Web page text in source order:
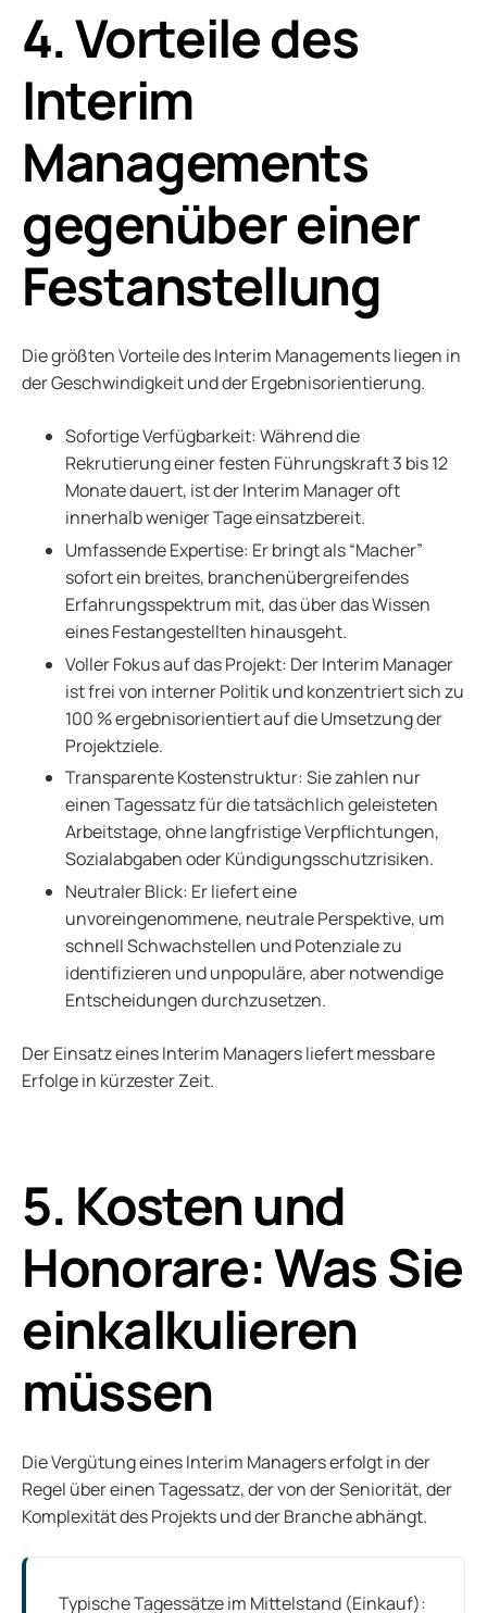
4. Vorteile des
Interim
Managements
gegenüber einer
Festanstellung
Die größten Vorteile des Interim Managements liegen in
der Geschwindigkeit und der Ergebnisorientierung.
Sofortige Verfügbarkeit: Während die
Rekrutierung einer festen Führungskraft 3 bis 12
Monate dauert, ist der Interim Manager oft
innerhalb weniger Tage einsatzbereit.
Umfassende Expertise: Er bringt als “Macher”
sofort ein breites, branchenübergreifendes
Erfahrungsspektrum mit, das über das Wissen
eines Festangestellten hinausgeht.
Voller Fokus auf das Projekt: Der Interim Manager
ist frei von interner Politik und konzentriert sich zu
100 % ergebnisorientiert auf die Umsetzung der
Projektziele.
Transparente Kostenstruktur: Sie zahlen nur
einen Tagessatz für die tatsächlich geleisteten
Arbeitstage, ohne langfristige Verpflichtungen,
Sozialabgaben oder Kündigungsschutzrisiken.
Neutraler Blick: Er liefert eine
unvoreingenommene, neutrale Perspektive, um
schnell Schwachstellen und Potenziale zu
identifizieren und unpopuläre, aber notwendige
Entscheidungen durchzusetzen.
Der Einsatz eines Interim Managers liefert messbare
Erfolge in kürzester Zeit.
5. Kosten und
Honorare: Was Sie
einkalkulieren
müssen
Die Vergütung eines Interim Managers erfolgt in der
Regel über einen Tagessatz, der von der Seniorität, der
Komplexität des Projekts und der Branche abhängt.
Typische Tagessätze im Mittelstand (Einkauf):